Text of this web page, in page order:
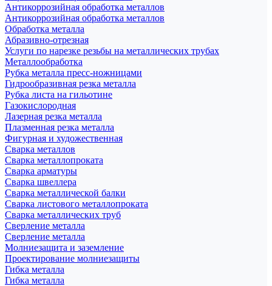
Антикоррозийная обработка металлов
Антикоррозийная обработка металлов
Обработка металла
Абразивно-отрезная
Услуги по нарезке резьбы на металлических трубах
Металлообработка
Рубка металла пресс-ножницами
Гидрообразивная резка металла
Рубка листа на гильотине
Газокислородная
Лазерная резка металла
Плазменная резка металла
Фигурная и художественная
Сварка металлов
Сварка металлопроката
Сварка арматуры
Сварка швеллера
Сварка металлической балки
Сварка листового металлопроката
Сварка металлических труб
Сверление металла
Сверление металла
Молниезащита и заземление
Проектирование молниезащиты
Гибка металла
Гибка металла